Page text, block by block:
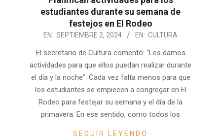
estudiantes durante su semana de
festejos en El Rodeo
2024-EN: SEPTIEMBRE 2, 2024 EN: CULTURA
El secretario de Cultura comentó: “Les damos
actividades para que ellos puedan realizar durante
el día y la noche”. Cada vez falta menos para que
los estudiantes se empiecen a congregar en El
Rodeo para festejar su semana y el día de la
primavera. En ese sentido, como todos los
SEGUIR LEYENDO